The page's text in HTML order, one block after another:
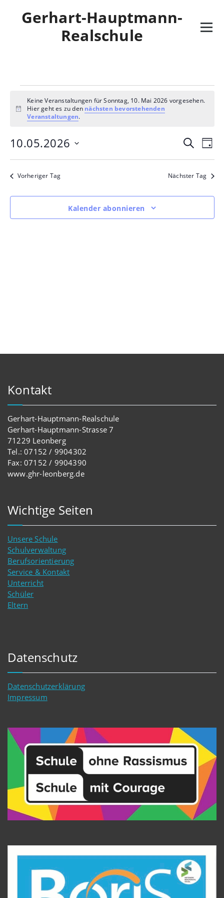
contentGerhart-Hauptmann-
Realschule
Veranstaltungen
für
Sonntag,
10.
Mai
2026
Hinweis
Keine Veranstaltungen für Sonntag, 10. Mai 2026 vorgesehen.
Hier geht es zu den nächsten bevorstehenden
Veranstaltungen.
Such-
und
SucheTag
10.05.2026
Vorheriger Tag Nächster Tag
Kalender abonnieren
Kontakt
Gerhart-Hauptmann-Realschule
Gerhart-Hauptmann-Strasse 7
71229 Leonberg
Tel.: 07152 / 9904302
Fax: 07152 / 9904390
www.ghr-leonberg.de
Wichtige Seiten
Unsere Schule
Schulverwaltung
Berufsorientierung
Service & Kontakt
Unterricht
Schüler
Eltern
Datenschutz
Datenschutzerklärung
Impressum